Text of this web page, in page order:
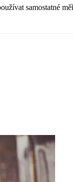
samostatné